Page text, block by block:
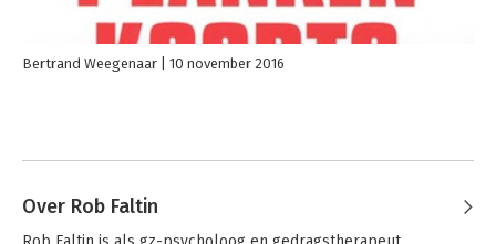
Bertrand Weegenaar 10 november 2016
Over Rob Faltin